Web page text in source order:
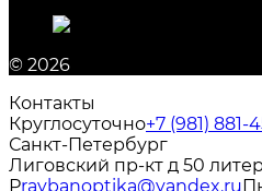
© 2026
Контакты
Круглосуточно+7 (981) 881-
Санкт-Петербург
Лиговский пр-кт д 50
Рraybanoptika@yandex.ru